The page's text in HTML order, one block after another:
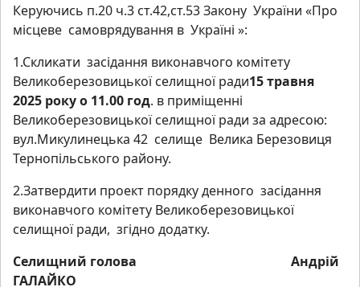
Керуючись п.20 ч.3 ст.42,ст.53 Закону України «Про
місцеве самоврядування в Україні »:
1.Скликати засідання виконавчого комітету
Великоберезовицької селищної ради15 травня
2025 року о 11.00 год. в приміщенні
Великоберезовицької селищної ради за адресою:
вул.Микулинецька 42 селище Велика Березовиця
Тернопільського району.
2.Затвердити проект порядку денного засідання
виконавчого комітету Великоберезовицької
селищної ради, згідно додатку.
Селищний голова Андрій
ГАЛАЙКО